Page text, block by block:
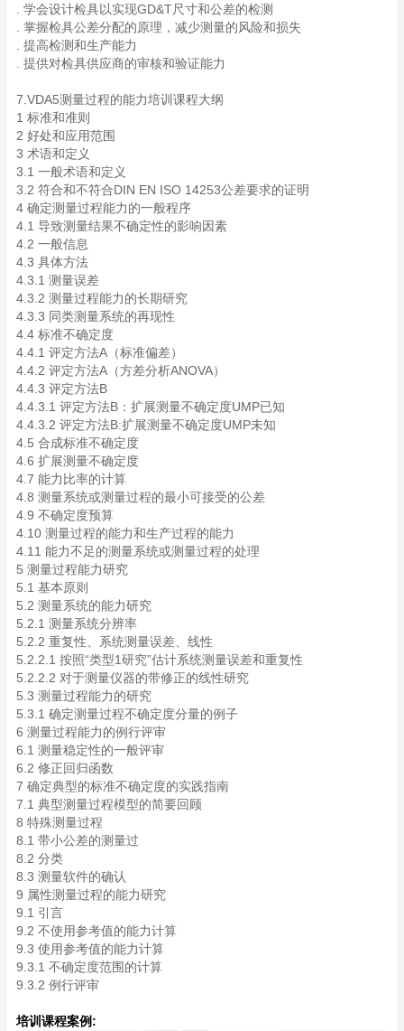
. 学会设计检具以实现GD&T尺寸和公差的检测
. 掌握检具公差分配的原理，减少测量的风险和损失
. 提高检测和生产能力
. 提供对检具供应商的审核和验证能力
7.VDA5测量过程的能力培训课程大纲
1 标准和准则
2 好处和应用范围
3 术语和定义
3.1 一般术语和定义
3.2 符合和不符合DIN EN ISO 14253公差要求的证明
4 确定测量过程能力的一般程序
4.1 导致测量结果不确定性的影响因素
4.2 一般信息
4.3 具体方法
4.3.1 测量误差
4.3.2 测量过程能力的长期研究
4.3.3 同类测量系统的再现性
4.4 标准不确定度
4.4.1 评定方法A（标准偏差）
4.4.2 评定方法A（方差分析ANOVA）
4.4.3 评定方法B
4.4.3.1 评定方法B：扩展测量不确定度UMP已知
4.4.3.2 评定方法B:扩展测量不确定度UMP未知
4.5 合成标准不确定度
4.6 扩展测量不确定度
4.7 能力比率的计算
4.8 测量系统或测量过程的最小可接受的公差
4.9 不确定度预算
4.10 测量过程的能力和生产过程的能力
4.11 能力不足的测量系统或测量过程的处理
5 测量过程能力研究
5.1 基本原则
5.2 测量系统的能力研究
5.2.1 测量系统分辨率
5.2.2 重复性、系统测量误差、线性
5.2.2.1 按照“类型1研究”估计系统测量误差和重复性
5.2.2.2 对于测量仪器的带修正的线性研究
5.3 测量过程能力的研究
5.3.1 确定测量过程不确定度分量的例子
6 测量过程能力的例行评审
6.1 测量稳定性的一般评审
6.2 修正回归函数
7 确定典型的标准不确定度的实践指南
7.1 典型测量过程模型的简要回顾
8 特殊测量过程
8.1 带小公差的测量过
8.2 分类
8.3 测量软件的确认
9 属性测量过程的能力研究
9.1 引言
9.2 不使用参考值的能力计算
9.3 使用参考值的能力计算
9.3.1 不确定度范围的计算
9.3.2 例行评审
培训课程案例: